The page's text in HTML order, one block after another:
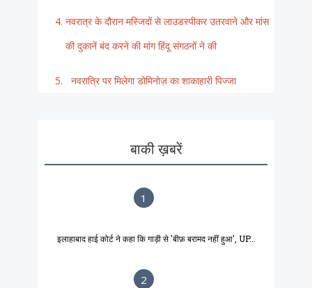
नवरात्र के दौरान मस्जिदों से लाउडस्पीकर उतरवाने और मांस
की दुकानें बंद करने की मांग हिंदू संगठनों ने की
नवरात्रि पर मिलेगा डोमिनोज़ का शाकाहारी पिज्जा
बाकी ख़बरें
1
इलाहाबाद हाई कोर्ट ने कहा कि गाड़ी से 'बीफ़ बरामद नहीं हुआ', UP...
2